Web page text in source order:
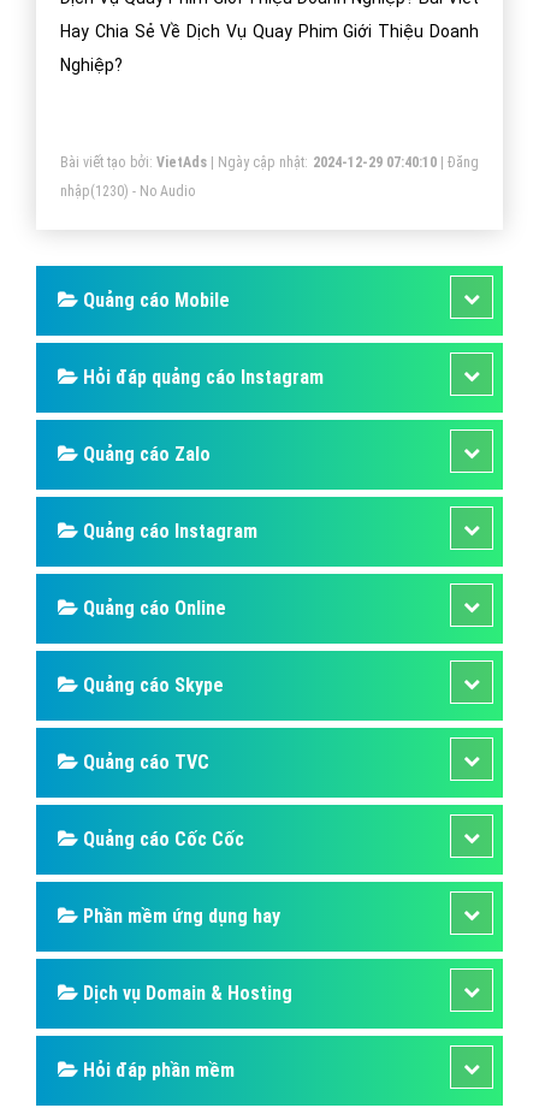
Hay Chia Sẻ Về Dịch Vụ Quay Phim Giới Thiệu Doanh
Nghiệp?
Bài viết tạo bởi: VietAds| Ngày cập nhật: 2024-12-29 07:40:10|Đăng
nhập(1230) - No Audio
Quảng cáo Mobile
Hỏi đáp quảng cáo Instagram
Quảng cáo Zalo
Quảng cáo Instagram
Quảng cáo Online
Quảng cáo Skype
Quảng cáo TVC
Quảng cáo Cốc Cốc
Phần mềm ứng dụng hay
Dịch vụ Domain & Hosting
Hỏi đáp phần mềm